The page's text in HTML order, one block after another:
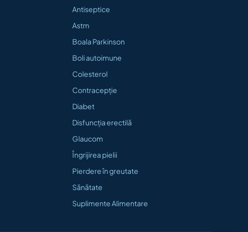
Antiseptice
Astm
Boala Parkinson
Boli autoimune
Colesterol
Contracepție
Diabet
Disfuncția erectilă
Glaucom
Îngrijirea pielii
Pierdere în greutate
Sănătate
Suplimente Alimentare